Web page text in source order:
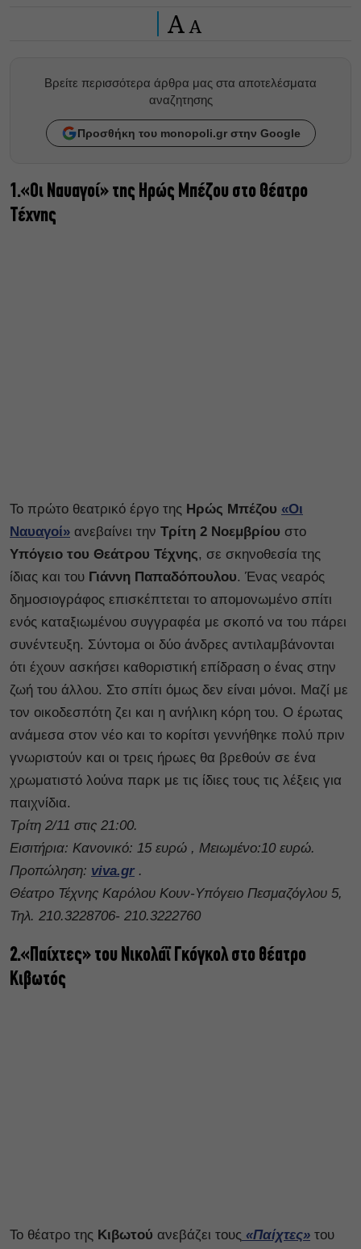
A A
Βρείτε περισσότερα άρθρα μας στα αποτελέσματα
αναζητησης
Προσθήκη του monopoli.gr στην Google
1.«Οι Ναυαγοί» της Ηρώς Μπέζου στο Θέατρο
Τέχνης
Το πρώτο θεατρικό έργο της Ηρώς Μπέζου «Οι
Ναυαγοί» ανεβαίνει την Τρίτη 2 Νοεμβρίου στο
Υπόγειο του Θεάτρου Τέχνης, σε σκηνοθεσία της
ίδιας και του Γιάννη Παπαδόπουλου. Ένας νεαρός
δημοσιογράφος επισκέπτεται το απομονωμένο σπίτι
ενός καταξιωμένου συγγραφέα με σκοπό να του πάρει
συνέντευξη. Σύντομα οι δύο άνδρες αντιλαμβάνονται
ότι έχουν ασκήσει καθοριστική επίδραση ο ένας στην
ζωή του άλλου. Στο σπίτι όμως δεν είναι μόνοι. Μαζί με
τον οικοδεσπότη ζει και η ανήλικη κόρη του. Ο έρωτας
ανάμεσα στον νέο και το κορίτσι γεννήθηκε πολύ πριν
γνωριστούν και οι τρεις ήρωες θα βρεθούν σε ένα
χρωματιστό λούνα παρκ με τις ίδιες τους τις λέξεις για
παιχνίδια.
Τρίτη 2/11 στις 21:00.
Εισιτήρια: Κανονικό: 15 ευρώ , Μειωμένο:10 ευρώ.
Προπώληση: viva.gr.
Θέατρο Τέχνης Καρόλου Κουν-Υπόγειο Πεσμαζόγλου 5,
Τηλ. 210.3228706- 210.3222760
2.«Παίχτες» του Νικολάϊ Γκόγκολ στο θέατρο
Κιβωτός
Το θέατρο της Κιβωτού ανεβάζει τους «Παίχτες» του